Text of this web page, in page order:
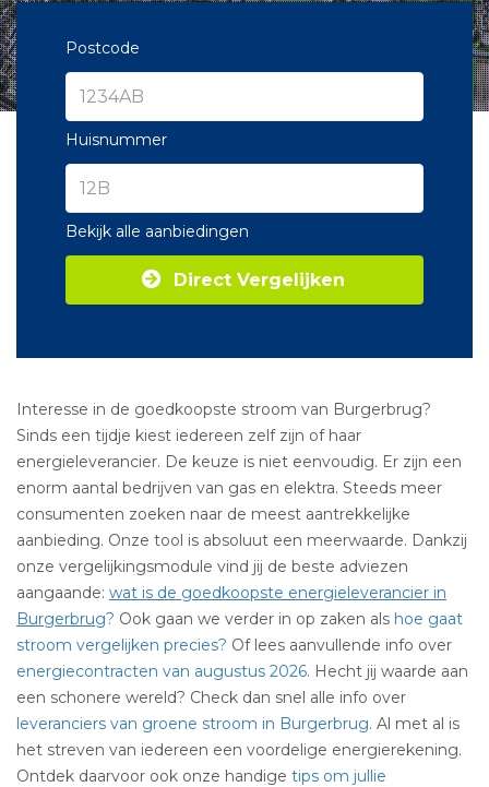
Postcode
Huisnummer
Bekijk alle aanbiedingen
Direct Vergelijken
Interesse in de goedkoopste stroom van Burgerbrug?
Sinds een tijdje kiest iedereen zelf zijn of haar
energieleverancier. De keuze is niet eenvoudig. Er zijn een
enorm aantal bedrijven van gas en elektra. Steeds meer
consumenten zoeken naar de meest aantrekkelijke
aanbieding. Onze tool is absoluut een meerwaarde. Dankzij
onze vergelijkingsmodule vind jij de beste adviezen
aangaande: wat is de goedkoopste energieleverancier in
Burgerbrug? Ook gaan we verder in op zaken als hoe gaat
stroom vergelijken precies? Of lees aanvullende info over
energiecontracten van augustus 2026. Hecht jij waarde aan
een schonere wereld? Check dan snel alle info over
leveranciers van groene stroom in Burgerbrug. Al met al is
het streven van iedereen een voordelige energierekening.
Ontdek daarvoor ook onze handige tips om jullie